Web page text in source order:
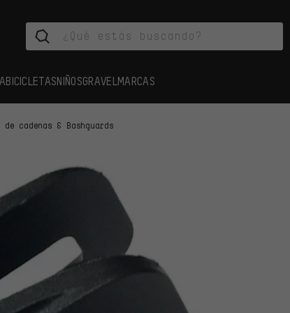
BICICLETASNIÑOSGRAVEL MARCAS
de cadenas & Bashguards